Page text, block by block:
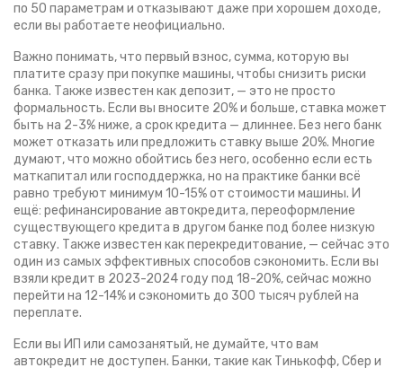
по 50 параметрам и отказывают даже при хорошем доходе,
если вы работаете неофициально.
Важно понимать, что первый взнос,сумма, которую вы
платите сразу при покупке машины, чтобы снизить риски
банка. Также известен какдепозит, — это не просто
формальность. Если вы вносите 20% и больше, ставка может
быть на 2-3% ниже, а срок кредита — длиннее. Без него банк
может отказать или предложить ставку выше 20%. Многие
думают, что можно обойтись без него, особенно если есть
маткапитал или господдержка, но на практике банки всё
равно требуют минимум 10-15% от стоимости машины. И
ещё: рефинансирование автокредита,переоформление
существующего кредита в другом банке под более низкую
ставку. Также известен какперекредитование, — сейчас это
один из самых эффективных способов сэкономить. Если вы
взяли кредит в 2023-2024 году под 18-20%, сейчас можно
перейти на 12-14% и сэкономить до 300 тысяч рублей на
переплате.
Если вы ИП или самозанятый, не думайте, что вам
автокредит не доступен. Банки, такие как Тинькофф, Сбер и